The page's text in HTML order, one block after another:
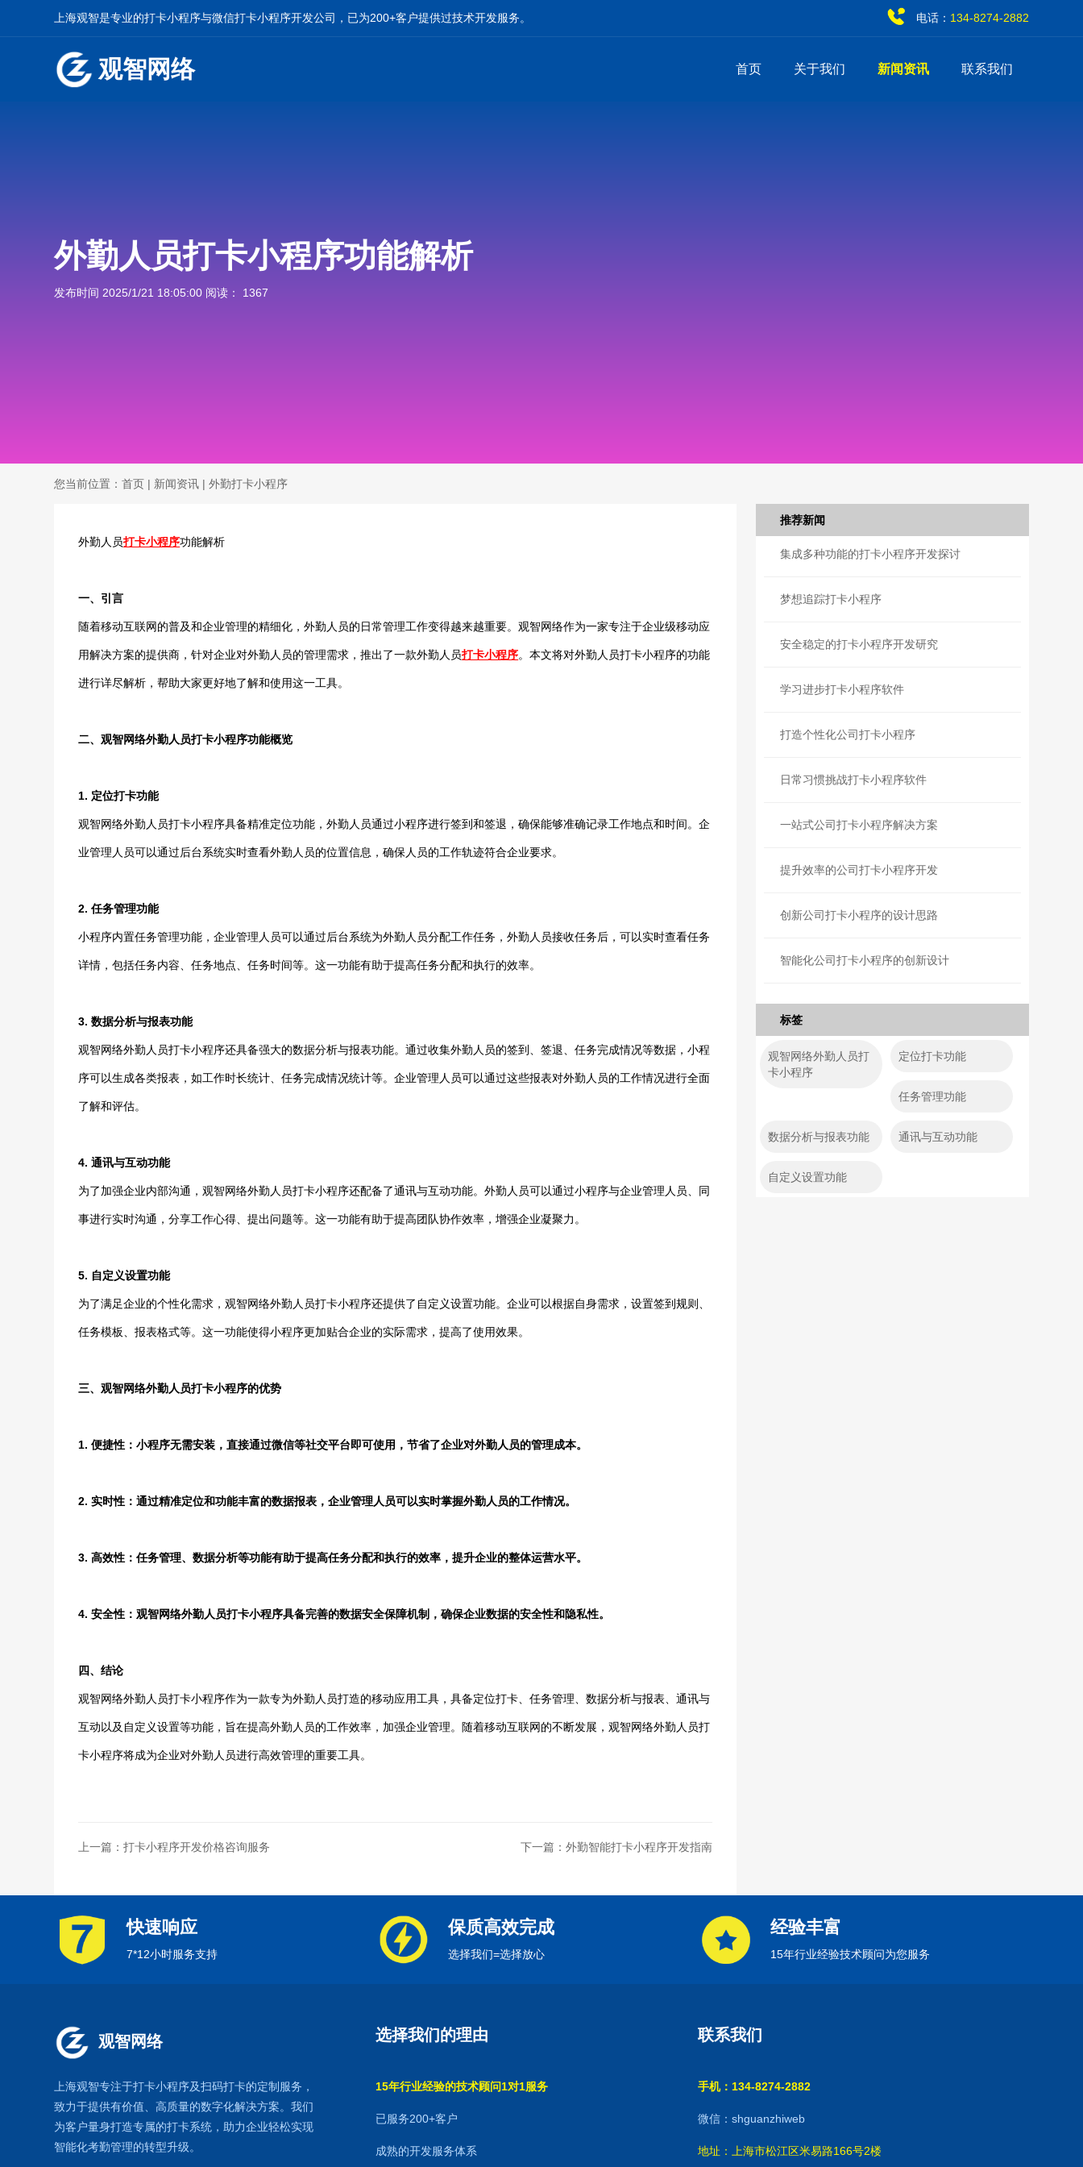
上海观智是专业的打卡小程序与微信打卡小程序开发公司，已为200+客户提供过技术开发服务。 134-8274-2882
电话：
观智网络 首页 关于我们 新闻资讯 联系我们
外勤人员打卡小程序功能解析
发布时间 2025/1/21 18:05:00 阅读： 1367
您当前位置：首页 | 新闻资讯 | 外勤打卡小程序
外勤人员打卡小程序功能解析
一、引言
随着移动互联网的普及和企业管理的精细化，外勤人员的日常管理工作变得越来越重要。观智网络作为一家专注于企业级移动应
用解决方案的提供商，针对企业对外勤人员的管理需求，推出了一款外勤人员打卡小程序。本文将对外勤人员打卡小程序的功能
进行详尽解析，帮助大家更好地了解和使用这一工具。
二、观智网络外勤人员打卡小程序功能概览
1. 定位打卡功能
观智网络外勤人员打卡小程序具备精准定位功能，外勤人员通过小程序进行签到和签退，确保能够准确记录工作地点和时间。企
业管理人员可以通过后台系统实时查看外勤人员的位置信息，确保人员的工作轨迹符合企业要求。
2. 任务管理功能
小程序内置任务管理功能，企业管理人员可以通过后台系统为外勤人员分配工作任务，外勤人员接收任务后，可以实时查看任务
详情，包括任务内容、任务地点、任务时间等。这一功能有助于提高任务分配和执行的效率。
3. 数据分析与报表功能
观智网络外勤人员打卡小程序还具备强大的数据分析与报表功能。通过收集外勤人员的签到、签退、任务完成情况等数据，小程
序可以生成各类报表，如工作时长统计、任务完成情况统计等。企业管理人员可以通过这些报表对外勤人员的工作情况进行全面
了解和评估。
4. 通讯与互动功能
为了加强企业内部沟通，观智网络外勤人员打卡小程序还配备了通讯与互动功能。外勤人员可以通过小程序与企业管理人员、同
事进行实时沟通，分享工作心得、提出问题等。这一功能有助于提高团队协作效率，增强企业凝聚力。
5. 自定义设置功能
为了满足企业的个性化需求，观智网络外勤人员打卡小程序还提供了自定义设置功能。企业可以根据自身需求，设置签到规则、
任务模板、报表格式等。这一功能使得小程序更加贴合企业的实际需求，提高了使用效果。
三、观智网络外勤人员打卡小程序的优势
1. 便捷性：小程序无需安装，直接通过微信等社交平台即可使用，节省了企业对外勤人员的管理成本。
2. 实时性：通过精准定位和功能丰富的数据报表，企业管理人员可以实时掌握外勤人员的工作情况。
3. 高效性：任务管理、数据分析等功能有助于提高任务分配和执行的效率，提升企业的整体运营水平。
4. 安全性：观智网络外勤人员打卡小程序具备完善的数据安全保障机制，确保企业数据的安全性和隐私性。
四、结论
观智网络外勤人员打卡小程序作为一款专为外勤人员打造的移动应用工具，具备定位打卡、任务管理、数据分析与报表、通讯与
互动以及自定义设置等功能，旨在提高外勤人员的工作效率，加强企业管理。随着移动互联网的不断发展，观智网络外勤人员打
卡小程序将成为企业对外勤人员进行高效管理的重要工具。
上一篇：打卡小程序开发价格咨询服务 下一篇：外勤智能打卡小程序开发指南
推荐新闻
集成多种功能的打卡小程序开发探讨
梦想追踪打卡小程序
安全稳定的打卡小程序开发研究
学习进步打卡小程序软件
打造个性化公司打卡小程序
日常习惯挑战打卡小程序软件
一站式公司打卡小程序解决方案
提升效率的公司打卡小程序开发
创新公司打卡小程序的设计思路
智能化公司打卡小程序的创新设计
标签
观智网络外勤人员打
卡小程序
定位打卡功能
任务管理功能
数据分析与报表功能 通讯与互动功能
自定义设置功能
快速响应
7*12小时服务支持
保质高效完成
选择我们=选择放心
经验丰富
15年行业经验技术顾问为您服务
观智网络
上海观智专注于打卡小程序及扫码打卡的定制服务，
致力于提供有价值、高质量的数字化解决方案。我们
为客户量身打造专属的打卡系统，助力企业轻松实现
智能化考勤管理的转型升级。
选择我们的理由
15年行业经验的技术顾问1对1服务
已服务200+客户
成熟的开发服务体系
联系我们
手机：134-8274-2882
微信：shguanzhiweb
地址：上海市松江区米易路166号2楼